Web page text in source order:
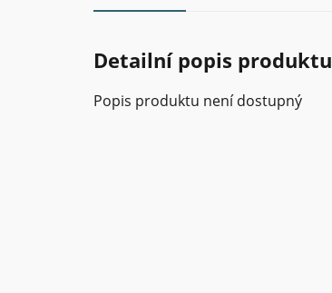
Detailní popis produktu
Popis produktu není dostupný